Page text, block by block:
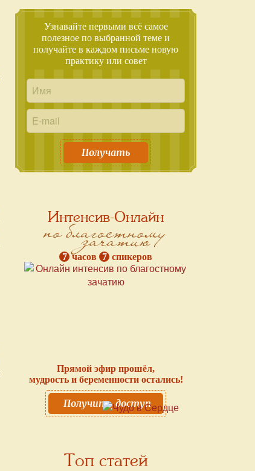
Узнавайте первыми всё самое
полезное по выбранной теме и
получайте в каждом письме новую
практику или совет
Получать
Интенсив-Онлайн
по благостному
зачатию
7 часов 7 спикеров
Прямой эфир прошёл,
мудрость и беременности остались!
Получить доступ
Топ статей